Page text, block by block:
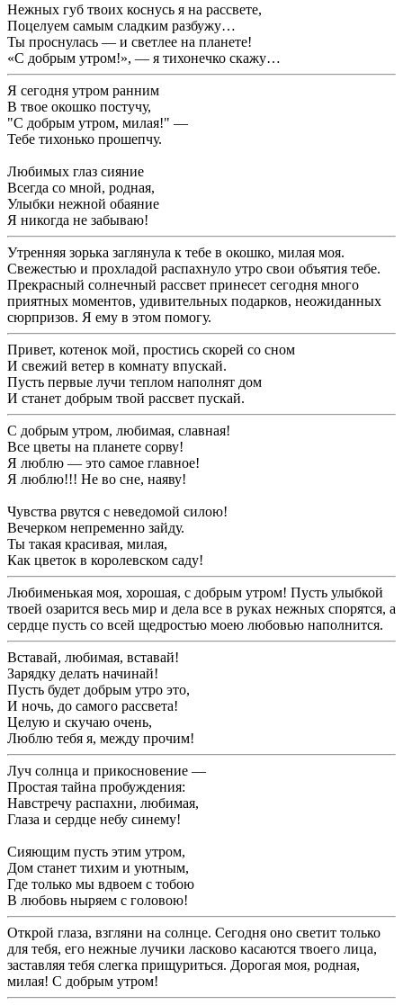
Нежных губ твоих коснусь я на рассвете,
Поцелуем самым сладким разбужу…
Ты проснулась — и светлее на планете!
«С добрым утром!», — я тихонечко скажу…
Я сегодня утром ранним
В твое окошко постучу,
"С добрым утром, милая!" —
Тебе тихонько прошепчу.
Любимых глаз сияние
Всегда со мной, родная,
Улыбки нежной обаяние
Я никогда не забываю!
Утренняя зорька заглянула к тебе в окошко, милая моя.
Свежестью и прохладой распахнуло утро свои объятия тебе.
Прекрасный солнечный рассвет принесет сегодня много
приятных моментов, удивительных подарков, неожиданных
сюрпризов. Я ему в этом помогу.
Привет, котенок мой, простись скорей со сном
И свежий ветер в комнату впускай.
Пусть первые лучи теплом наполнят дом
И станет добрым твой рассвет пускай.
С добрым утром, любимая, славная!
Все цветы на планете сорву!
Я люблю — это самое главное!
Я люблю!!! Не во сне, наяву!
Чувства рвутся с неведомой силою!
Вечерком непременно зайду.
Ты такая красивая, милая,
Как цветок в королевском саду!
Любименькая моя, хорошая, с добрым утром! Пусть улыбкой
твоей озарится весь мир и дела все в руках нежных спорятся, а
сердце пусть со всей щедростью моею любовью наполнится.
Вставай, любимая, вставай!
Зарядку делать начинай!
Пусть будет добрым утро это,
И ночь, до самого рассвета!
Целую и скучаю очень,
Люблю тебя я, между прочим!
Луч солнца и прикосновение —
Простая тайна пробуждения:
Навстречу распахни, любимая,
Глаза и сердце небу синему!
Сияющим пусть этим утром,
Дом станет тихим и уютным,
Где только мы вдвоем с тобою
В любовь ныряем с головою!
Открой глаза, взгляни на солнце. Сегодня оно светит только
для тебя, его нежные лучики ласково касаются твоего лица,
заставляя тебя слегка прищуриться. Дорогая моя, родная,
милая! С добрым утром!